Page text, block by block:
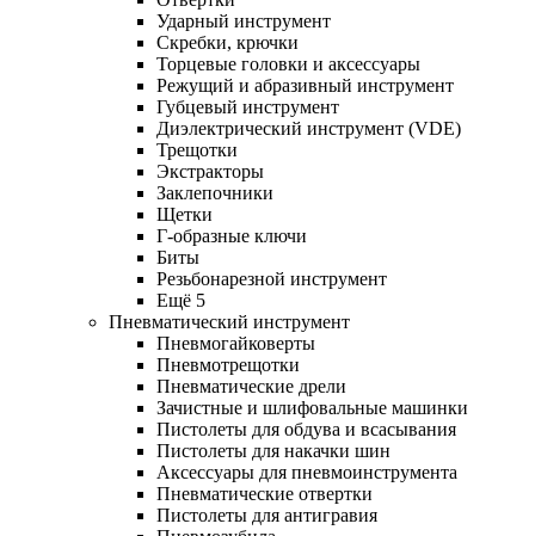
Ударный инструмент
Скребки, крючки
Торцевые головки и аксессуары
Режущий и абразивный инструмент
Губцевый инструмент
Диэлектрический инструмент (VDE)
Трещотки
Экстракторы
Заклепочники
Щетки
Г-образные ключи
Биты
Резьбонарезной инструмент
Ещё 5
Пневматический инструмент
Пневмогайковерты
Пневмотрещотки
Пневматические дрели
Зачистные и шлифовальные машинки
Пистолеты для обдува и всасывания
Пистолеты для накачки шин
Аксессуары для пневмоинструмента
Пневматические отвертки
Пистолеты для антигравия